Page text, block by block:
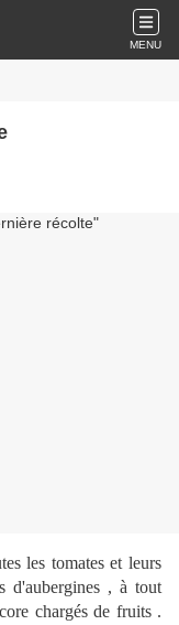
MENU
les tomates et leurs
d'aubergines , à tout
chargés de fruits .